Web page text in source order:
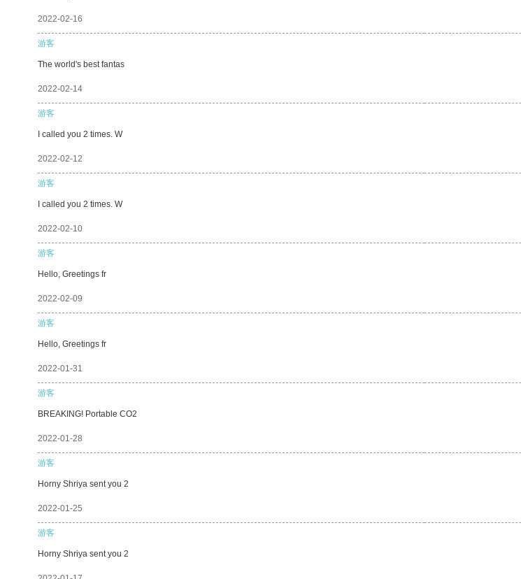
2022-02-16
游客
The world's best fantas
2022-02-14
游客
I called you 2 times. W
2022-02-12
游客
I called you 2 times. W
2022-02-10
游客
Hello, Greetings fr
2022-02-09
游客
Hello, Greetings fr
2022-01-31
游客
BREAKING! Portable CO2
2022-01-28
游客
Horny Shriya sent you 2
2022-01-25
游客
Horny Shriya sent you 2